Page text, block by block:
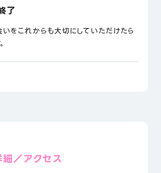
了
をこれからも大切にしていただけたら
細／アクセス